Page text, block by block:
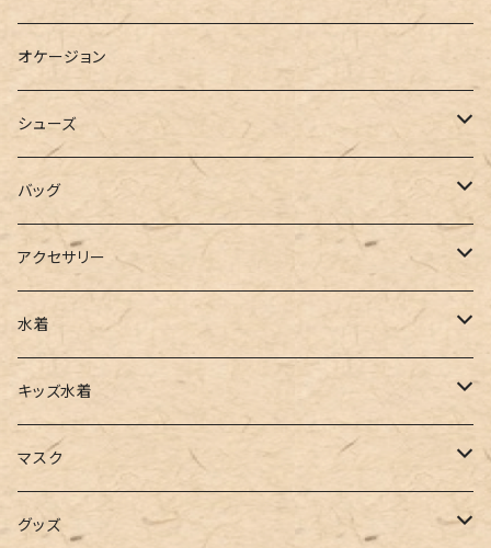
ブラウス
カーディガン
ポロシャツ
ベスト
チュニック
タンクトップ
キャミソール
インナー
スウェット
ジャージ
スラックス
ワイドパンツ
カーゴパンツ
サロペット
ガウチョ
レギンス
パーカーワンピース
ニットワンピース
キャミワンピース
サロペット
オールインワン
オケージョン
シューズ
ブーツ
パンプス
サンダル
スニーカー
フラットシューズ
レインシューズ
バッグ
トートバッグ
ショルダー
バックパック
カゴバッグ
エコバッグ
アクセサリー
その他
水着
ワンピース
ビキニ
ワンショルダー
キッズ水着
女の子
男の子
マスク
アクセサリー
グッズ